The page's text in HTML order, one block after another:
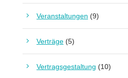
Veranstaltungen (9)
Verträge (5)
Vertragsgestaltung (10)